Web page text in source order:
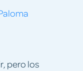
pero los